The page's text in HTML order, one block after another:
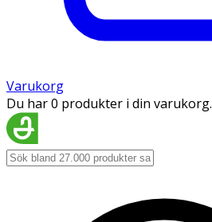
Varukorg
Du har 0 produkter i din varukorg.